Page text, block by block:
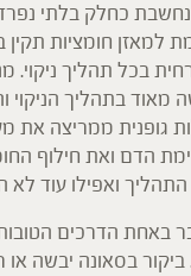
כחלק בלתי
למאזן חומציות תקין
בכל תהליך
מאוד בתהליך הניקוי
גופנית ממריצה את
הדם ואת חילוף
ואפילו עוד לא
באחת הדרכים
בסאונה יבשה או